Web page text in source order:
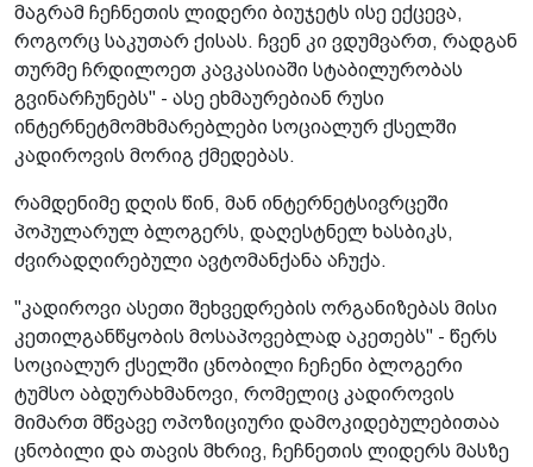
მაგრამ ჩეჩნეთის ლიდერი ბიუჯეტს ისე ექცევა,
როგორც საკუთარ ქისას. ჩვენ კი ვდუმვართ, რადგან
თურმე ჩრდილოეთ კავკასიაში სტაბილურობას
გვინარჩუნებს" - ასე ეხმაურებიან რუსი
ინტერნეტმომხმარებლები სოციალურ ქსელში
კადიროვის მორიგ ქმედებას.
რამდენიმე დღის წინ, მან ინტერნეტსივრცეში
პოპულარულ ბლოგერს, დაღესტნელ ხასბიკს,
ძვირადღირებული ავტომანქანა აჩუქა.
"კადიროვი ასეთი შეხვედრების ორგანიზებას მისი
კეთილგანწყობის მოსაპოვებლად აკეთებს" - წერს
სოციალურ ქსელში ცნობილი ჩეჩენი ბლოგერი
ტუმსო აბდურახმანოვი, რომელიც კადიროვის
მიმართ მწვავე ოპოზიციური დამოკიდებულებითაა
ცნობილი და თავის მხრივ, ჩეჩნეთის ლიდერს მასზე